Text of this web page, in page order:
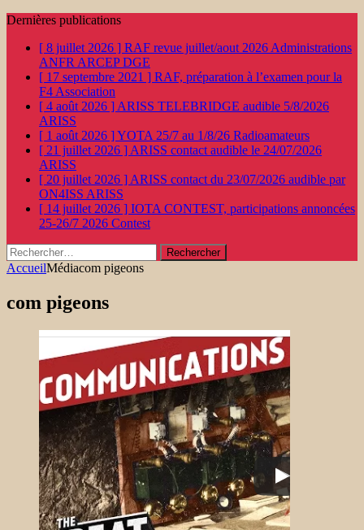
Dernières publications
[ 8 juillet 2026 ] RAF revue juillet/aout 2026 Administrations
ANFR ARCEP DGE
[ 17 septembre 2021 ] RAF, préparation à l’examen pour la
F4 Association
[ 4 août 2026 ] ARISS TELEBRIDGE audible 5/8/2026
ARISS
[ 1 août 2026 ]YOTA 25/7 au 1/8/26 Radioamateurs
[ 21 juillet 2026 ] ARISS contact audible le 24/07/2026
ARISS
[ 20 juillet 2026 ] ARISS contact du 23/07/2026 audible par
ON4ISS ARISS
[ 14 juillet 2026 ] IOTA CONTEST, participations annoncées
25-26/7 2026 Contest
Rechercher :
AccueilMédiacom pigeons
com pigeons